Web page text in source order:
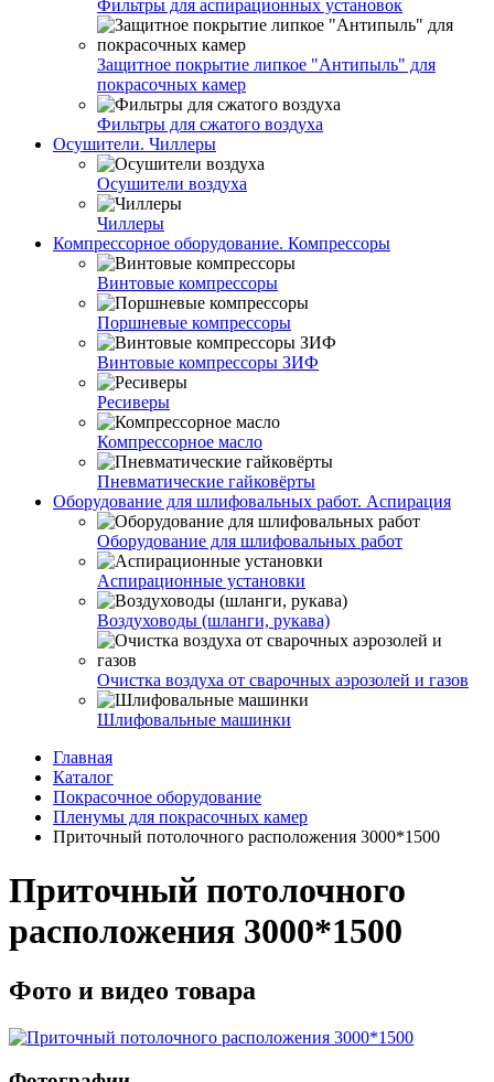
Фильтры для аспирационных установок
Защитное покрытие липкое "Антипыль" для
покрасочных камер
Фильтры для сжатого воздуха
Осушители. Чиллеры
Осушители воздуха
Чиллеры
Компрессорное оборудование. Компрессоры
Винтовые компрессоры
Поршневые компрессоры
Винтовые компрессоры ЗИФ
Ресиверы
Компрессорное масло
Пневматические гайковёрты
Оборудование для шлифовальных работ. Аспирация
Оборудование для шлифовальных работ
Аспирационные установки
Воздуховоды (шланги, рукава)
Очистка воздуха от сварочных аэрозолей и газов
Шлифовальные машинки
Главная
Каталог
Покрасочное оборудование
Пленумы для покрасочных камер
Приточный потолочного расположения 3000*1500
Приточный потолочного
расположения 3000*1500
Фото и видео товара